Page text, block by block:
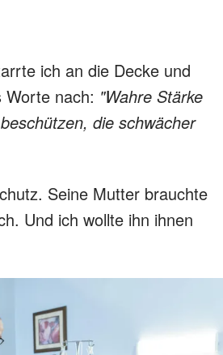
ich an die Decke und
nach: "Wahre Stärke
die schwächer
Seine Mutter brauchte
Und ich wollte ihn ihnen